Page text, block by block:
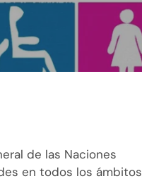
de las Naciones
en todos los ámbitos